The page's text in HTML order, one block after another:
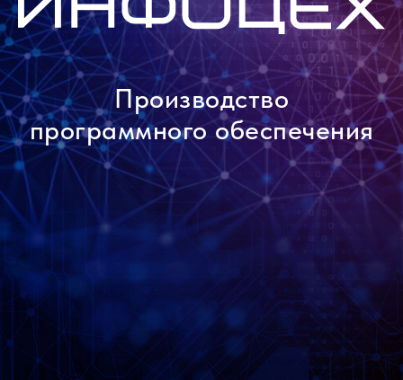
Производство
программного обеспечения